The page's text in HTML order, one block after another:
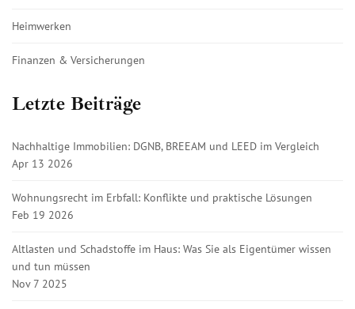
Heimwerken
Finanzen & Versicherungen
Letzte Beiträge
Nachhaltige Immobilien: DGNB, BREEAM und LEED im Vergleich
Apr 13 2026
Wohnungsrecht im Erbfall: Konflikte und praktische Lösungen
Feb 19 2026
Altlasten und Schadstoffe im Haus: Was Sie als Eigentümer wissen
und tun müssen
Nov 7 2025